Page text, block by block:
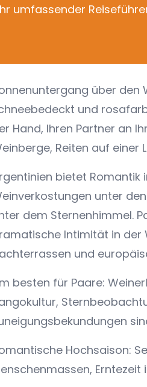
umfassender
über den
und
Hand, Ihren Partner an
Reiten auf einer
bietet Romantik
unter
dem Sternenhimmel.
Intimität in der
und
besten für Paare:
Hochsaison:
Erntezeit